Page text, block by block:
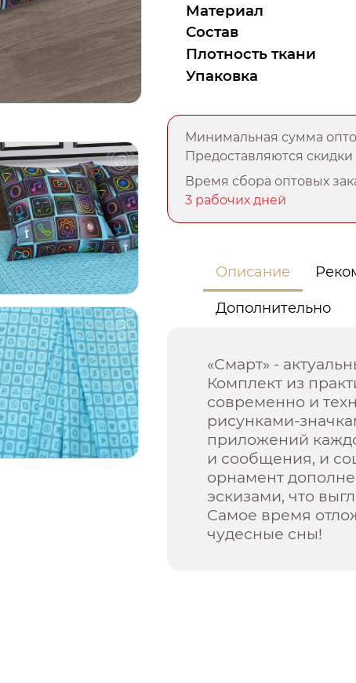
Материал
Состав
Плотность ткани
Упаковка
Минимальная сумма
Предоставляются
Время сбора оптовых
3 рабочих дней
Описание
Дополнительно
«Смарт» -
Комплект из
современно и
рисунками-
приложений
и сообщения, и
орнамент
эскизами, что
Самое время
чудесные сны!